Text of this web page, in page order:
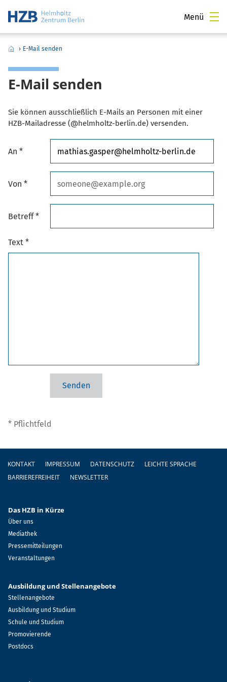
Menü
› E-Mail senden
E-Mail senden
Sie können ausschließlich E-Mails an Personen mit einer
HZB-Mailadresse (@helmholtz-berlin.de) versenden.
An *
Von *
Betreff *
Text *
* Pflichtfeld
Fußzeile
KONTAKT IMPRESSUM DATENSCHUTZ
LEICHTE SPRACHE
BARRIEREFREIHEIT
NEWSLETTER
Das HZB in Kürze
Über uns
Mediathek
Pressemitteilungen
Veranstaltungen
Ausbildung und Stellenangebote
Stellenangebote
Ausbildung und Studium
Schule und Studium
Promovierende
Postdocs